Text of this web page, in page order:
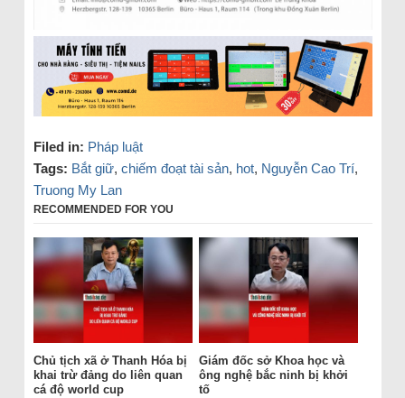
Filed in: Pháp luật
Tags: Bắt giữ, chiếm đoạt tài sản, hot, Nguyễn Cao Trí,
Truong My Lan
RECOMMENDED FOR YOU
Chủ tịch xã ở Thanh Hóa bị
khai trừ đảng do liên quan
cá độ world cup
Giám đốc sở Khoa học và
ông nghệ bắc ninh bị khởi
tố